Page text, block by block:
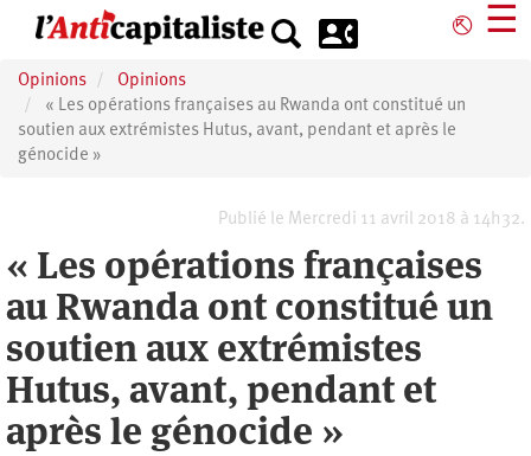
principal
⎋ ☰
Opinions
Opinions
« Les opérations françaises au Rwanda ont constitué un
soutien aux extrémistes Hutus, avant, pendant et après le
génocide »
Publié le Mercredi 11 avril 2018 à 14h32.
« Les opérations françaises
au Rwanda ont constitué un
soutien aux extrémistes
Hutus, avant, pendant et
après le génocide »